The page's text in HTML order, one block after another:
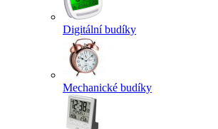
Digitální budíky
Mechanické budíky